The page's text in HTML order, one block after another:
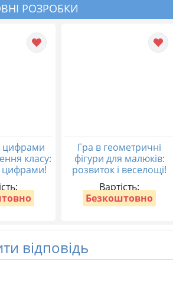
РОЗРОБКИ
цифрами
класу:
цифрами!
Гра в геометричні
фігури для малюків:
розвиток і веселощі!
Вартість:
Безкоштовно
відповідь